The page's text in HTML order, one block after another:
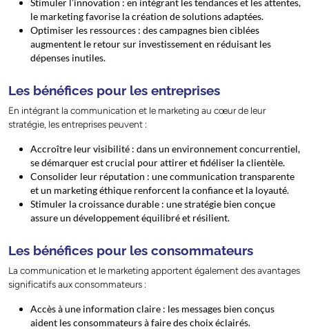
le marketing favorise la création de solutions adaptées.
Optimiser les ressources : des campagnes bien ciblées
augmentent le retour sur investissement en réduisant les
dépenses inutiles.
Les bénéfices pour les entreprises
En intégrant la communication et le marketing au cœur de leur
stratégie, les entreprises peuvent :
Accroître leur visibilité : dans un environnement concurrentiel,
se démarquer est crucial pour attirer et fidéliser la clientèle.
Consolider leur réputation : une communication transparente
et un marketing éthique renforcent la confiance et la loyauté.
Stimuler la croissance durable : une stratégie bien conçue
assure un développement équilibré et résilient.
Les bénéfices pour les consommateurs
La communication et le marketing apportent également des avantages
significatifs aux consommateurs :
Accès à une information claire : les messages bien conçus
aident les consommateurs à faire des choix éclairés.